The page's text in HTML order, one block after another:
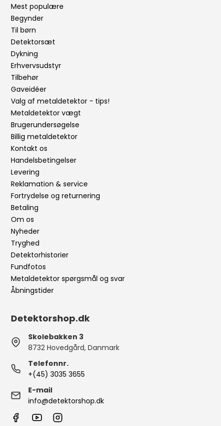
Mest populære
Begynder
Til børn
Detektorsæt
Dykning
Erhvervsudstyr
Tilbehør
Gaveidéer
Valg af metaldetektor - tips!
Metaldetektor vægt
Brugerundersøgelse
Billig metaldetektor
Kontakt os
Handelsbetingelser
Levering
Reklamation & service
Fortrydelse og returnering
Betaling
Om os
Nyheder
Tryghed
Detektorhistorier
Fundfotos
Metaldetektor spørgsmål og svar
Åbningstider
Detektorshop.dk
Skolebakken 3
8732 Hovedgård, Danmark
Telefonnr.
+(45) 3035 3655
E-mail
info@detektorshop.dk